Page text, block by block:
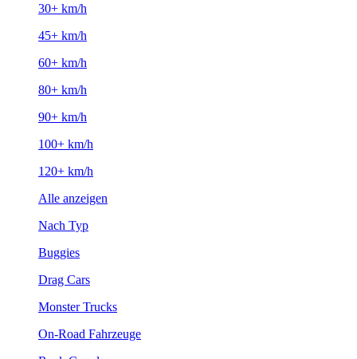
30+ km/h
45+ km/h
60+ km/h
80+ km/h
90+ km/h
100+ km/h
120+ km/h
Alle anzeigen
Nach Typ
Buggies
Drag Cars
Monster Trucks
On-Road Fahrzeuge